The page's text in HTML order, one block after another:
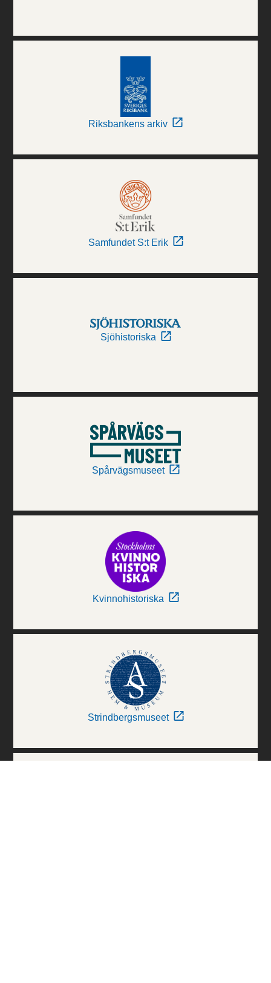
Riksbankens arkiv
Samfundet S:t Erik
Sjöhistoriska
Spårvägsmuseet
Kvinnohistoriska
Strindbergsmuseet